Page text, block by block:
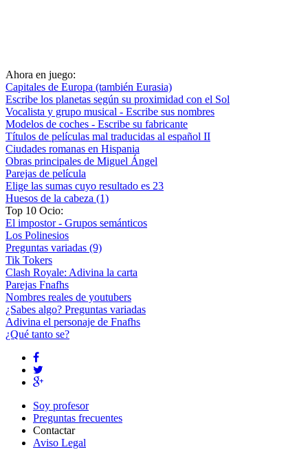
Ahora en juego:
Capitales de Europa (también Eurasia)
Escribe los planetas según su proximidad con el Sol
Vocalista y grupo musical - Escribe sus nombres
Modelos de coches - Escribe su fabricante
Títulos de películas mal traducidas al español II
Ciudades romanas en Hispania
Obras principales de Miguel Ángel
Parejas de película
Elige las sumas cuyo resultado es 23
Huesos de la cabeza (1)
Top 10 Ocio:
El impostor - Grupos semánticos
Los Polinesios
Preguntas variadas (9)
Tik Tokers
Clash Royale: Adivina la carta
Parejas Fnafhs
Nombres reales de youtubers
¿Sabes algo? Preguntas variadas
Adivina el personaje de Fnafhs
¿Qué tanto se?
Soy profesor
Preguntas frecuentes
Contactar
Aviso Legal